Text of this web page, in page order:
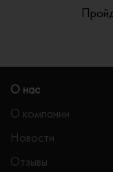
О нас
О компании
Новости
Отзывы